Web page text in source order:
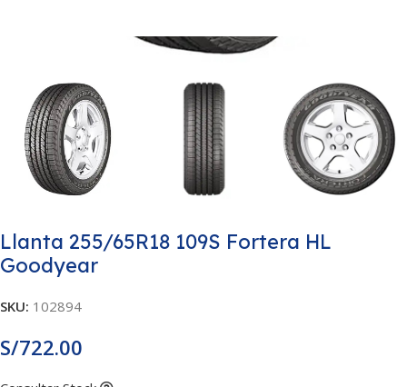
Llanta 255/65R18 109S Fortera HL
Goodyear
SKU: 102894
S/722.00